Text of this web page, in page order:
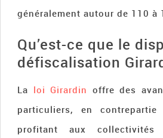
généralement autour de 110 à
Qu’est-ce que le
défiscalisation
La loi Girardin offre des
particuliers, en contrepartie
profitant aux collectivités